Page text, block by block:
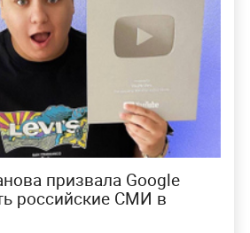
призвала Google
российские СМИ в